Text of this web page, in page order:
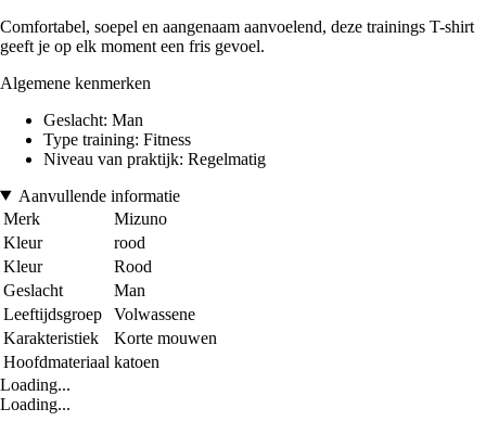
Comfortabel, soepel en aangenaam aanvoelend, deze trainings T-shirt
geeft je op elk moment een fris gevoel.
Algemene kenmerken
Geslacht: Man
Type training: Fitness
Niveau van praktijk: Regelmatig
Aanvullende informatie
Merk
Mizuno
Kleur
rood
Kleur
Rood
Geslacht
Man
Leeftijdsgroep
Volwassene
Karakteristiek
Korte mouwen
Hoofdmateriaal katoen
Loading...
Loading...